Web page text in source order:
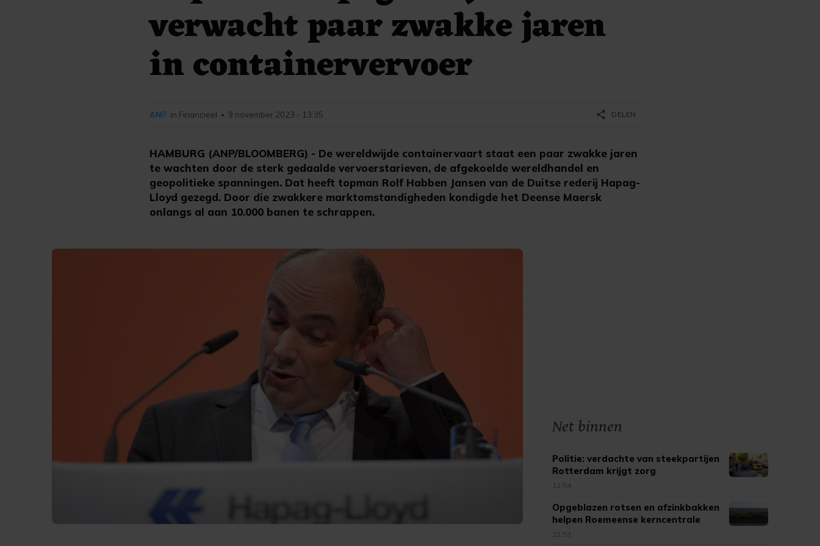
verwacht paar zwakke jaren
in containervervoer
HAMBURG (ANP/BLOOMBERG) - De wereldwijde containervaart staat een paar zwakke jaren
te wachten door de sterk gedaalde vervoerstarieven, de afgekoelde wereldhandel en
geopolitieke spanningen. Dat heeft topman Rolf Habben Jansen van de Duitse rederij Hapag-
Lloyd gezegd. Door die zwakkere marktomstandigheden kondigde het Deense Maersk
onlangs al aan 10.000 banen te schrappen.
ANP in Financieel • 9 november 2023 - 13:35 share DELEN
Net binnen
Politie: verdachte van steekpartijen
Rotterdam krijgt zorg
12:54
Opgeblazen rotsen en afzinkbakken
helpen Roemeense kerncentrale
12:53